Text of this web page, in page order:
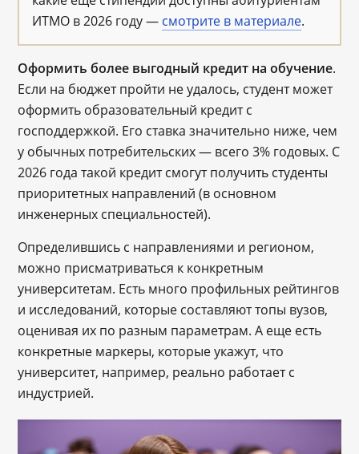
ИТМО в 2026 году ― смотрите в материале.
Оформить более выгодный кредит на обучение.
Если на бюджет пройти не удалось, студент может
оформить образовательный кредит с
господдержкой. Его ставка значительно ниже, чем
у обычных потребительских ― всего 3% годовых. С
2026 года такой кредит смогут получить студенты
приоритетных направлений (в основном
инженерных специальностей).
Определившись с направлениями и регионом,
можно присматриваться к конкретным
университетам. Есть много профильных рейтингов
и исследований, которые составляют топы вузов,
оценивая их по разным параметрам. А еще есть
конкретные маркеры, которые укажут, что
университет, например, реально работает с
индустрией.